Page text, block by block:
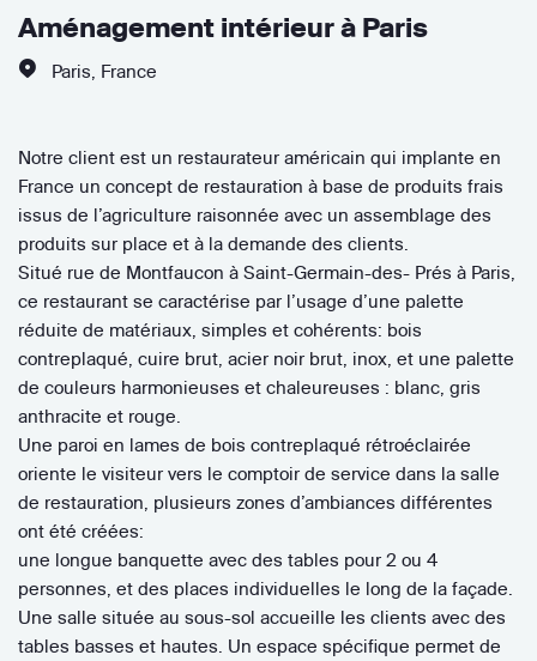
Aménagement intérieur à Paris
Paris France
Notre client est un restaurateur américain qui implante en
France un concept de restauration à base de produits frais
issus de l’agriculture raisonnée avec un assemblage des
produits sur place et à la demande des clients.
Situé rue de Montfaucon à Saint-Germain-des- Prés à Paris,
ce restaurant se caractérise par l’usage d’une palette
réduite de matériaux, simples et cohérents: bois
contreplaqué, cuire brut, acier noir brut, inox, et une palette
de couleurs harmonieuses et chaleureuses : blanc, gris
anthracite et rouge.
Une paroi en lames de bois contreplaqué rétroéclairée
oriente le visiteur vers le comptoir de service dans la salle
de restauration, plusieurs zones d’ambiances différentes
ont été créées:
une longue banquette avec des tables pour 2 ou 4
personnes, et des places individuelles le long de la façade.
Une salle située au sous-sol accueille les clients avec des
tables basses et hautes. Un espace spécifique permet de